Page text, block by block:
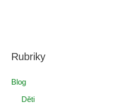
Rubriky
Blog
Děti